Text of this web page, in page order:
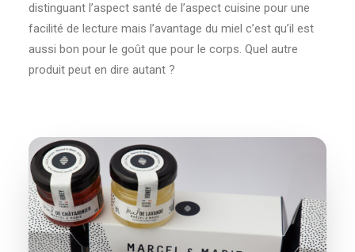
distinguant l’aspect santé de l’aspect cuisine pour une
facilité de lecture mais l’avantage du miel c’est qu’il est
aussi bon pour le goût que pour le corps. Quel autre
produit peut en dire autant ?